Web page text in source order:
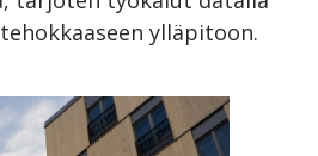
ylläpitoon.